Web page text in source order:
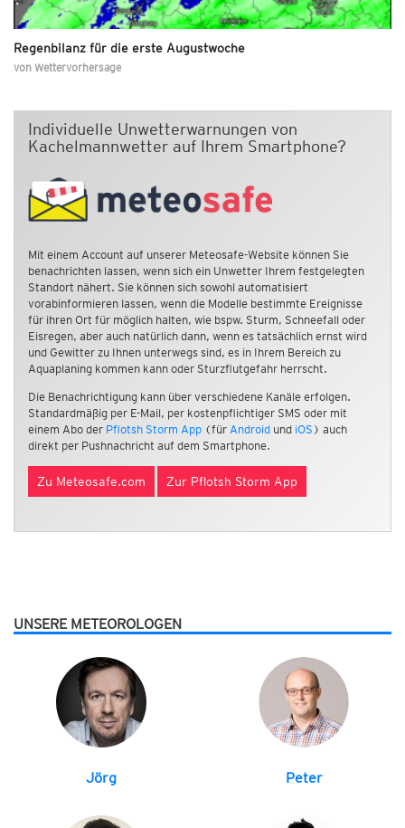
Regenbilanz für die erste Augustwoche
von Wettervorhersage
Individuelle Unwetterwarnungen von
Kachelmannwetter auf Ihrem Smartphone?
Mit einem Account auf unserer Meteosafe-Website können Sie
benachrichten lassen, wenn sich ein Unwetter Ihrem festgelegten
Standort nähert. Sie können sich sowohl automatisiert
vorabinformieren lassen, wenn die Modelle bestimmte Ereignisse
für ihren Ort für möglich halten, wie bspw. Sturm, Schneefall oder
Eisregen, aber auch natürlich dann, wenn es tatsächlich ernst wird
und Gewitter zu Ihnen unterwegs sind, es in Ihrem Bereich zu
Aquaplaning kommen kann oder Sturzflutgefahr herrscht.
Die Benachrichtigung kann über verschiedene Kanäle erfolgen.
Standardmäßig per E-Mail, per kostenpflichtiger SMS oder mit
einem Abo der Pflotsh Storm App (für Android und iOS ) auch
direkt per Pushnachricht auf dem Smartphone.
Zu Meteosafe.com Zur Pflotsh Storm App
UNSERE METEOROLOGEN
Jörg Peter